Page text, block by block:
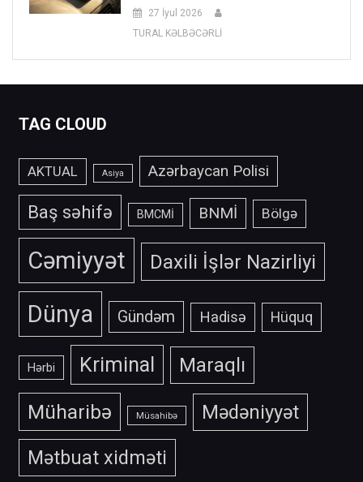
27 İyul 2026
TURAL KƏLBƏCƏRLİ
TAG CLOUD
AKTUAL Asiya Azərbaycan Polisi
Baş səhifə BMCMİ BNMİ Bölgə
Cəmiyyət Daxili İşlər Nazirliyi
Dünya Gündəm Hadisə Hüquq
Hərbi Kriminal Maraqlı
Müharibə Müsahibə
Mədəniyyət
Mətbuat xidməti